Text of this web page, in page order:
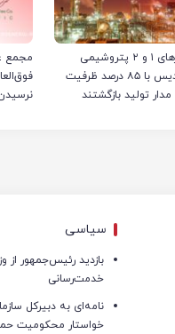
فازهای ۱ و ۲ پتروشیمی
پردیس با ۸۵ درصد ظرفیت
تولید بازگشتند
مجمع
سیاسی
بازدید رئیس‌جمهور از
خدمت‌رسانی
نامه‌ای به دبیرکل
خواستار محکومیت